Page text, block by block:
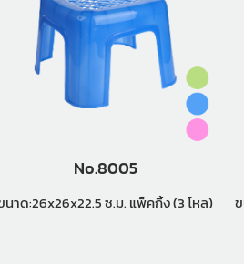
No.8005
ขนาด:26x26x22.5 ซ.ม. แพ็คกิ้ง (3 โหล)